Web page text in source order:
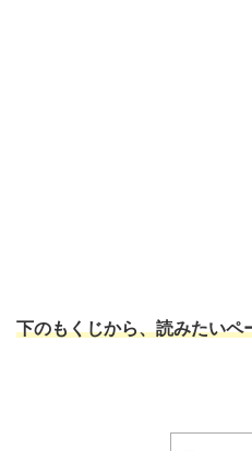
下のもくじから、読みたいペ